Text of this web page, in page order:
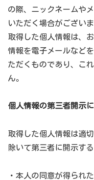
の際、ニックネームや
いただく場合がございま
取得した個人情報は、
情報を電子メールなど
ただくものであり、こ
ん。
個人情報の第三者開示
取得した個人情報は適
除いて第三者に開示す
・本人の同意が得られ